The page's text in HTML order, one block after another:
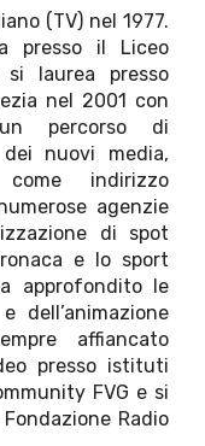
(TV) nel 1977.
presso il Liceo
laurea presso
nel 2001 con
percorso di
dei nuovi media,
indirizzo
agenzie
di spot
e lo sport
approfondito le
dell’animazione
affiancato
presso istituti
FVG e si
Radio